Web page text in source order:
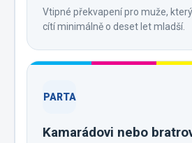
Vtipné překvapení pro muže,
cítí minimálně o deset let mladší.
PARTA
Kamarádovi nebo